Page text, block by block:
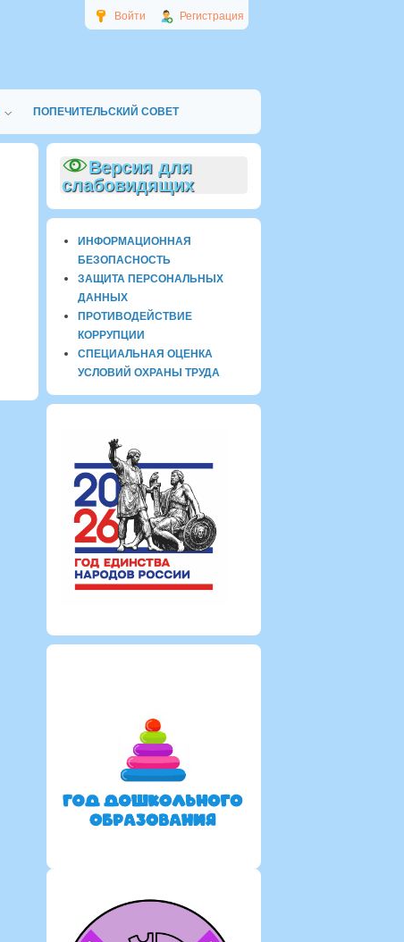
Войти Регистрация
ПОПЕЧИТЕЛЬСКИЙ СОВЕТ
Версия для
слабовидящих
ИНФОРМАЦИОННАЯ
БЕЗОПАСНОСТЬ
ЗАЩИТА ПЕРСОНАЛЬНЫХ
ДАННЫХ
ПРОТИВОДЕЙСТВИЕ
КОРРУПЦИИ
СПЕЦИАЛЬНАЯ ОЦЕНКА
УСЛОВИЙ ОХРАНЫ ТРУДА